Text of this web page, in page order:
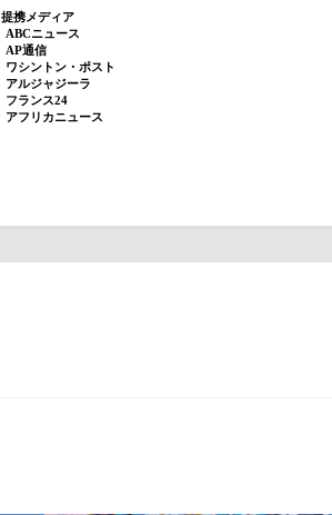
提携メディア
ABCニュース
AP通信
ワシントン・ポスト
アルジャジーラ
フランス24
アフリカニュース